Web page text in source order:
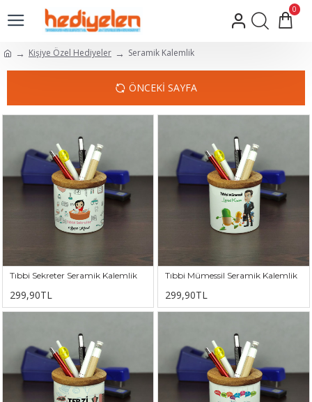
0
Kişiye Özel Hediyeler Seramik Kalemlik
ÖNCEKI SAYFA
Tıbbi Sekreter Seramik Kalemlik
299,90TL
Tıbbi Mümessil Seramik Kalemlik
299,90TL